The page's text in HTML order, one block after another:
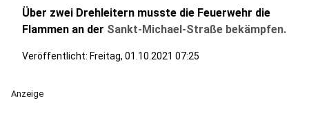
Über zwei Drehleitern musste die Feuerwehr die
Flammen an der Sankt-Michael-Straße bekämpfen.
Veröffentlicht: Freitag, 01.10.2021 07:25
Anzeige